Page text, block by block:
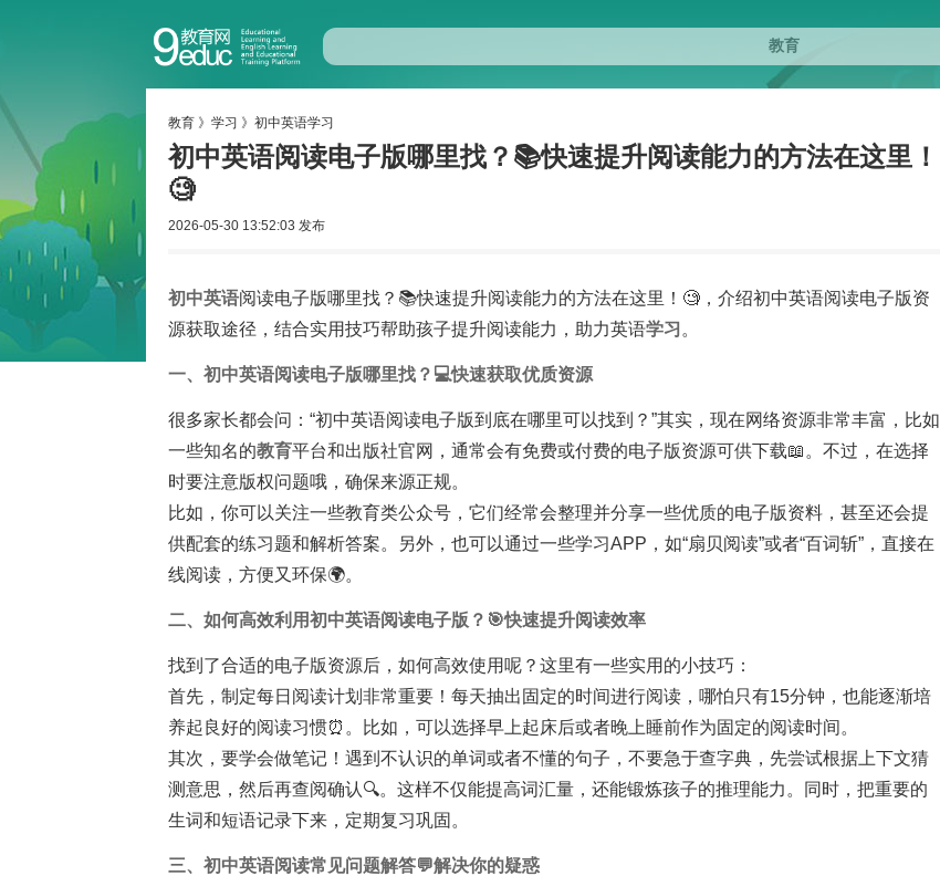
教育 》 学习 》 初中英语学习
初中英语阅读电子版哪里找？📚快速提升阅读能力的方法在这里！
🧐
2026-05-30 13:52:03 发布
初中英语阅读电子版哪里找？📚快速提升阅读能力的方法在这里！🧐，介绍初中英语阅读电子版资
源获取途径，结合实用技巧帮助孩子提升阅读能力，助力英语学习 。
一、初中英语阅读电子版哪里找？💻快速获取优质资源
很多家长都会问：“初中英语阅读电子版到底在哪里可以找到？”其实，现在网络资源非常丰富，比如
一些知名的教育平台和出版社官网，通常会有免费或付费的电子版资源可供下载📖。不过，在选择
时要注意版权问题哦，确保来源正规。
比如，你可以关注一些教育类公众号，它们经常会整理并分享一些优质的电子版资料，甚至还会提
供配套的练习题和解析答案。另外，也可以通过一些学习APP，如“扇贝阅读”或者“百词斩”，直接在
线阅读，方便又环保🌍。
二、如何高效利用初中英语阅读电子版？🎯快速提升阅读效率
找到了合适的电子版资源后，如何高效使用呢？这里有一些实用的小技巧：
首先，制定每日阅读计划非常重要！每天抽出固定的时间进行阅读，哪怕只有15分钟，也能逐渐培
养起良好的阅读习惯⏰。比如，可以选择早上起床后或者晚上睡前作为固定的阅读时间。
其次，要学会做笔记！遇到不认识的单词或者不懂的句子，不要急于查字典，先尝试根据上下文猜
测意思，然后再查阅确认🔍。这样不仅能提高词汇量，还能锻炼孩子的推理能力。同时，把重要的
生词和短语记录下来，定期复习巩固。
三、初中英语阅读常见问题解答💬解决你的疑惑